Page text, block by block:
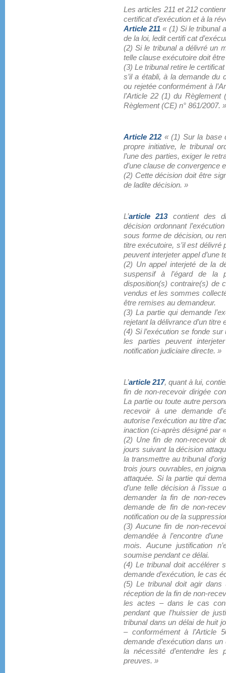
Les articles 211 et 212
certificat d’exécution et à la
Article 211 « (1) Si le tribunal
de la loi, ledit certifi cat
(2) Si le tribunal a délivré un
telle clause exécutoire doit
(3) Le tribunal retire le
s’il a établi, à la demande du
ou rejetée conformément à
l’Article 22 (1) du Règlement
Règlement (CE) n° 861/2007. »
Article 212« (1) Sur la base
propre initiative, le tribunal
l’une des parties, exiger le
d’une clause de convergence
(2) Cette décision doit être
de ladite décision. »
L’article 213contient des
décision ordonnant
sous forme de décision, ou
titre exécutoire, s’il est
peuvent interjeter appel d’une
(2) Un appel interjeté de la
suspensif à l’égard de la
disposition(s) contraire(s) de
vendus et les sommes
être remises au demandeur.
(3) La partie qui demande
rejetant la délivrance d’un titre
(4) Si l’exécution se fonde
les parties peuvent
notification judiciaire directe. »
L’article 217, quant à lui,
fin de non-recevoir dirigée
La partie ou toute autre
recevoir à une demande
autorise l’exécution au titre
inaction (ci-après désigné par
(2) Une fin de non-recevoir
jours suivant la décision
la transmettre au tribunal
trois jours ouvrables, en
attaquée. Si la partie qui
d’une telle décision à l’issue
demander la fin de non-
demande de fin de non-
notification ou de la
(3) Aucune fin de non-
demandée à l’encontre
mois. Aucune justification
soumise pendant ce délai.
(4) Le tribunal doit accélérer
demande d’exécution, le cas
(5) Le tribunal doit agir
réception de la fin de non-
les actes – dans le cas
pendant que l’huissier de
tribunal dans un délai de huit
– conformément à
demande d’exécution dans
la nécessité d’entendre les
preuves. »